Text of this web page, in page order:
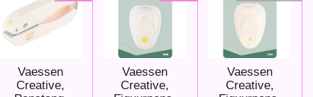
Vaessen
Creative,
Vaessen
Creative,
Vaessen
Creative,